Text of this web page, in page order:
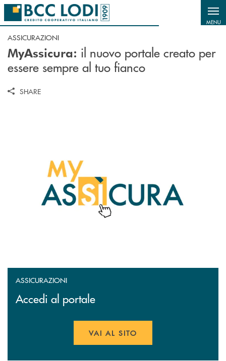
Salta al contenuto principale
MENU
ASSICURAZIONI
MyAssicura: il nuovo portale creato per
essere sempre al tuo fianco
SHARE
ASSICURAZIONI
Accedi al portale
VAI AL SITO